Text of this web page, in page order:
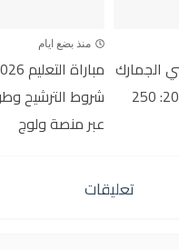
الجمارك
من الدرجة الثانية 2026: 250
منذ بضع ايام
شروط الترشيح
عبر منصة ولوج
تعليقات